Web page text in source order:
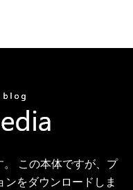
この本体ですが、プ
ンをダウンロードしま